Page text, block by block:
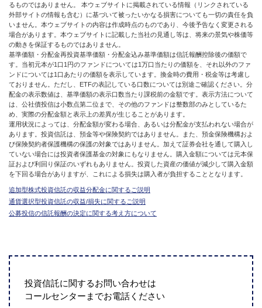
るものではありません。 本ウェブサイトに掲載されている情報（リンクされている
外部サイトの情報も含む）に基づいて被ったいかなる損害についても一切の責任を負
いません。本ウェブサイトの内容は作成時点のものであり、今後予告なく変更される
場合があります。本ウェブサイトに記載した当社の見通し等は、将来の景気や株価等
の動きを保証するものではありません。
基準価額・分配金再投資基準価額・分配金込み基準価額は信託報酬控除後の価額で
す。当初元本が1口1円のファンドについては1万口当たりの価額を、それ以外のファ
ンドについては1口あたりの価額を表示しています。換金時の費用・税金等は考慮し
ておりません。ただし、ETFの表記している口数については別途ご確認ください。分
配金の表示数値は、基準価額の表示口数当たり課税前の金額です。表示方法について
は、公社債投信は小数点第二位まで、その他のファンドは整数部のみとしているた
め、実際の分配金額と表示上の差異が生じることがあります。
運用状況によっては、分配金額が変わる場合、あるいは分配金が支払われない場合が
あります。投資信託は、預金等や保険契約ではありません。また、預金保険機構およ
び保険契約者保護機構の保護の対象ではありません。加えて証券会社を通して購入し
ていない場合には投資者保護基金の対象にもなりません。購入金額については元本保
証および利回り保証のいずれもありません。投資した資産の価値が減少して購入金額
を下回る場合がありますが、これによる損失は購入者が負担することとなります。
追加型株式投資信託の収益分配金に関するご説明
通貨選択型投資信託の収益/損失に関するご説明
公募投信の信託報酬の決定に関する考え方について
投資信託に関するお問い合わせは
コールセンターまでお電話ください